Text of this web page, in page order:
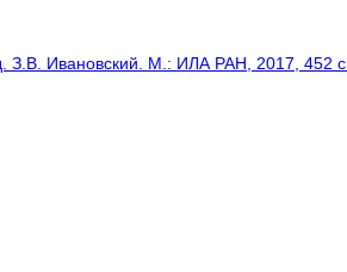
З.В. Ивановский. М.: ИЛА РАН, 2017, 452 с.